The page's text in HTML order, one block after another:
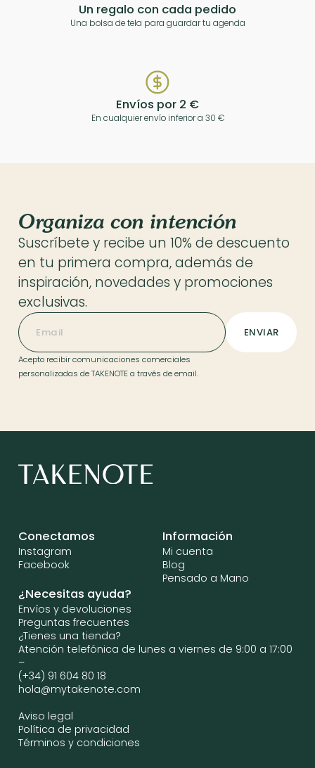
Un regalo con cada pedido
Una bolsa de tela para guardar tu agenda
Envíos por 2 €
En cualquier envío inferior a 30 €
Organiza con intención
Suscríbete y recibe un 10% de descuento
en tu primera compra, además de
inspiración, novedades y promociones
exclusivas.
Acepto recibir comunicaciones comerciales
personalizadas de TAKENOTE a través de email.
Conectamos
Instagram
Facebook
Información
Mi cuenta
Blog
Pensado a Mano
¿Necesitas ayuda?
Envíos y devoluciones
Preguntas frecuentes
¿Tienes una tienda?
Atención telefónica de lunes a viernes de 9:00 a 17:00
–
(+34) 91 604 80 18
hola@mytakenote.com
Aviso legal
Política de privacidad
Términos y condiciones